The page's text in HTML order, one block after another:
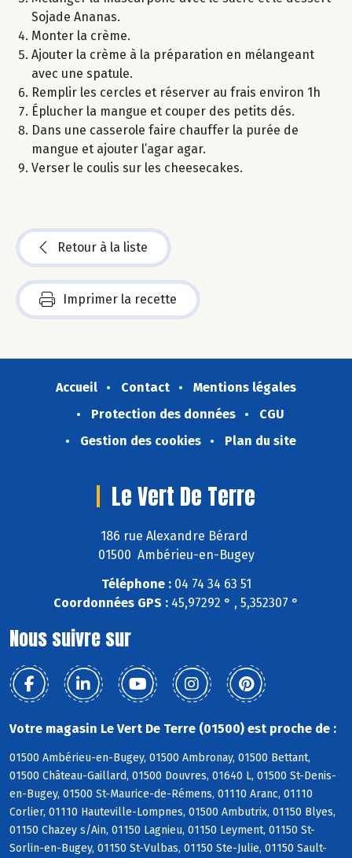
Sojade Ananas.
Monter la crème.
Ajouter la crème à la préparation en mélangeant
avec une spatule.
Remplir les cercles et réserver au frais environ 1h
Éplucher la mangue et couper des petits dés.
Dans une casserole faire chauffer la purée de
mangue et ajouter l’agar agar.
Verser le coulis sur les cheesecakes.
Retour à la liste
Imprimer la recette
Accueil Contact
Mentions légales
Protection des données
CGU
Gestion des cookies
Plan du site
Le Vert De Terre
186 rue Alexandre Bérard
01500 Ambérieu-en-Bugey
Téléphone :04 74 34 63 51
Coordonnées GPS : 45,97292 ° , 5,352307 °
Nous suivre sur
Votre magasin Le Vert De Terre (01500) est proche de :
01500 Ambérieu-en-Bugey, 01500 Ambronay, 01500 Bettant,
01500 Château-Gaillard, 01500 Douvres, 01640 L, 01500 St-Denis-
en-Bugey, 01500 St-Maurice-de-Rémens, 01110 Aranc, 01110
Corlier, 01110 Hauteville-Lompnes, 01500 Ambutrix, 01150 Blyes,
01150 Chazey s/Ain, 01150 Lagnieu, 01150 Leyment, 01150 St-
Sorlin-en-Bugey, 01150 St-Vulbas, 01150 Ste-Julie, 01150 Sault-